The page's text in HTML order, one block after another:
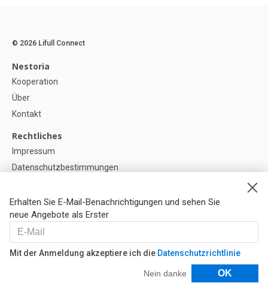
Erhalten Sie E-Mail-Benachrichtigungen und sehen Sie
neue Angebote als Erster
Mit der Anmeldung akzeptiere ich die Datenschutzrichtlinie
Nein danke OK
Filter
© 2026 Lifull Connect
Nestoria
Kooperation
Über
Kontakt
Rechtliches
Impressum
Datenschutzbestimmungen
Cookie-Einstellunge
Hilfe
FAQ
Unsere Partner